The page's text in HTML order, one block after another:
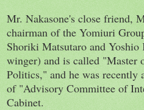
Mr. Nakasone's close friend,
chairman of the Yomiuri
Shoriki Matsutaro and Yoshio
winger) and is called "Master
Politics," and he was recently
of "Advisory Committee of
Cabinet.